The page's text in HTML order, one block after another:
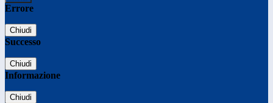
Errore
Chiudi
Successo
Chiudi
Informazione
Chiudi